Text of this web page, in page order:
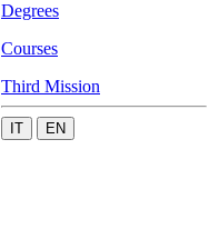
Degrees
Courses
Third Mission
IT EN